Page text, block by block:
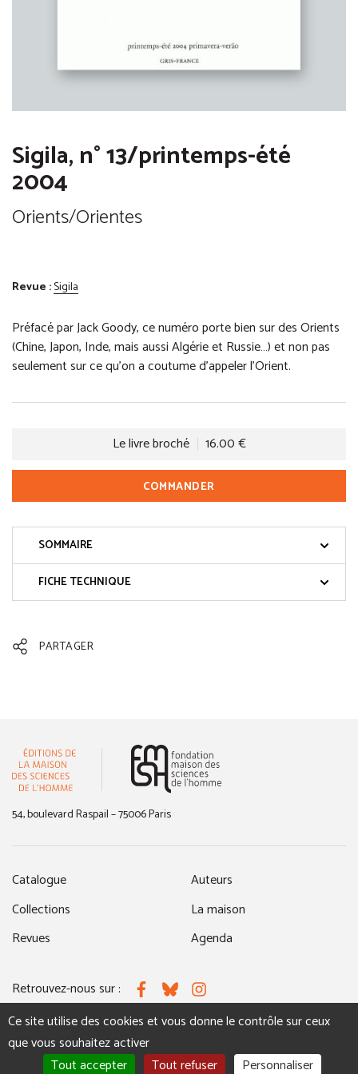
Sigila, n° 13/printemps-été
2004
Orients/Orientes
Revue :Sigila
Préfacé par Jack Goody, ce numéro porte bien sur des Orients
(Chine, Japon, Inde, mais aussi Algérie et Russie…) et non pas
seulement sur ce qu’on a coutume d’appeler l’Orient.
Le livre broché 16.00 €
COMMANDER
SOMMAIRE
FICHE TECHNIQUE
PARTAGER
54, boulevard Raspail – 75006 Paris
Catalogue
Collections
Revues
Auteurs
La maison
Agenda
Retrouvez-nous sur : FacebookBlueskyInstagram
MENTIONS LÉGALES NOUS CONTACTER
Ce site utilise des cookies et vous donne le contrôle sur ceux
que vous souhaitez activer
Tout accepter
Tout refuser Personnaliser